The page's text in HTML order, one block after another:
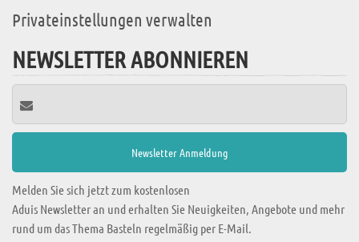
Privateinstellungen verwalten
NEWSLETTER ABONNIEREN
Melden Sie sich jetzt zum kostenlosen
Aduis Newsletter an und erhalten Sie Neuigkeiten, Angebote und mehr
rund um das Thema Basteln regelmäßig per E-Mail.